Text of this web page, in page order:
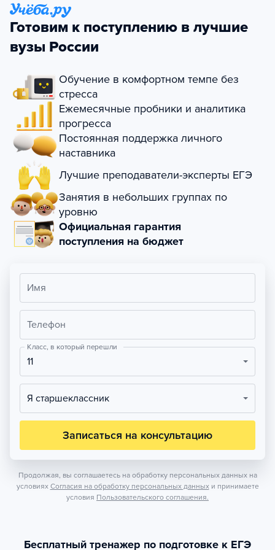
Готовим к поступлению в лучшие
вузы России
Обучение в комфортном темпе без
стресса
Ежемесячные пробники и аналитика
прогресса
Постоянная поддержка личного
наставника
Лучшие преподаватели-эксперты ЕГЭ
Занятия в небольших группах по
уровню
Официальная гарантия
поступления на бюджет
Имя
Телефон
Класс, в который перешли
11
Я старшеклассник
Записаться на консультацию
Продолжая, вы соглашаетесь на обработку персональных данных на
условиях Согласия на обработку персональных данных и принимаете
условия Пользовательского соглашения.
Бесплатный тренажер по подготовке к ЕГЭ